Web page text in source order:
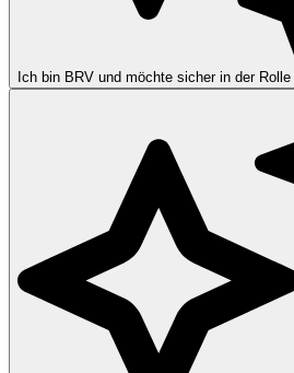
Ich bin BRV und möchte sicher in der